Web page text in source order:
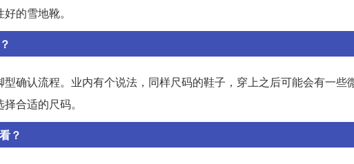
的雪地靴。
确认流程。业内有个说法，同样尺码的鞋子，穿上之后可能会有一些
合适的尺码。
？